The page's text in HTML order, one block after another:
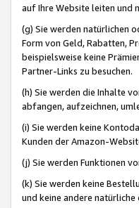
auf Ihre Website leiten und
(g) Sie werden natürlichen
Form von Geld, Rabatten,
beispielsweise keine
Partner-Links zu besuchen.
(h) Sie werden die Inhalte
abfangen, aufzeichnen,
(i) Sie werden keine
Kunden der Amazon-
(j) Sie werden Funktionen
(k) Sie werden keine
und keine andere